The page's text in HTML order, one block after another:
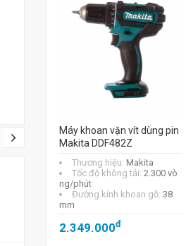
Máy khoan động
lực Makita HR2600
- 20%
Máy khoan vặn vít dùng pin
Makita DDF482Z
Thương hiệu: Makita
Tốc độ không tải: 2.300 vò
ng/phút
Đường kính khoan gỗ: 38
mm
2.349.000đ